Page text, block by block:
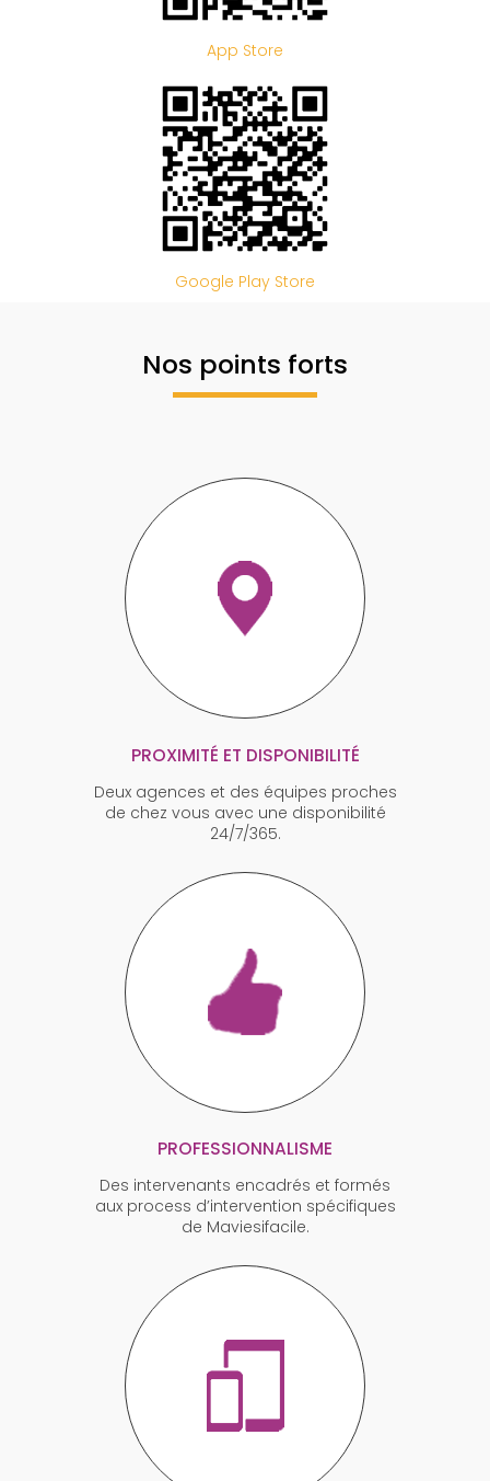
App Store
Google Play Store
Nos points forts
PROXIMITÉ ET DISPONIBILITÉ
Deux agences et des équipes proches
de chez vous avec une disponibilité
24/7/365.
PROFESSIONNALISME
Des intervenants encadrés et formés
aux process d’intervention spécifiques
de Maviesifacile.